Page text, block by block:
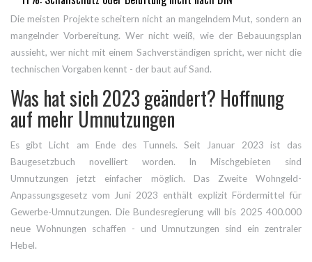
Die meisten Projekte scheitern nicht an mangelndem Mut, sondern an
mangelnder Vorbereitung. Wer nicht weiß, wie der Bebauungsplan
aussieht, wer nicht mit einem Sachverständigen spricht, wer nicht die
technischen Vorgaben kennt - der baut auf Sand.
Was hat sich 2023 geändert? Hoffnung
auf mehr Umnutzungen
Es gibt Licht am Ende des Tunnels. Seit Januar 2023 ist das
Baugesetzbuch novelliert worden. In Mischgebieten sind
Umnutzungen jetzt einfacher möglich. Das Zweite Wohngeld-
Anpassungsgesetz vom Juni 2023 enthält explizit Fördermittel für
Gewerbe-Umnutzungen. Die Bundesregierung will bis 2025 400.000
neue Wohnungen schaffen - und Umnutzungen sind ein zentraler
Hebel.